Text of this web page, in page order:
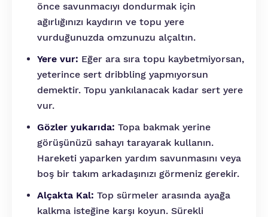
önce savunmacıyı dondurmak için
ağırlığınızı kaydırın ve topu yere
vurduğunuzda omzunuzu alçaltın.
Yere vur: Eğer ara sıra topu kaybetmiyorsan,
yeterince sert dribbling yapmıyorsun
demektir. Topu yankılanacak kadar sert yere
vur.
Gözler yukarıda: Topa bakmak yerine
görüşünüzü sahayı tarayarak kullanın.
Hareketi yaparken yardım savunmasını veya
boş bir takım arkadaşınızı görmeniz gerekir.
Alçakta Kal: Top sürmeler arasında ayağa
kalkma isteğine karşı koyun. Sürekli